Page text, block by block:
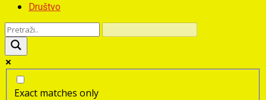
Društvo
Exact matches only